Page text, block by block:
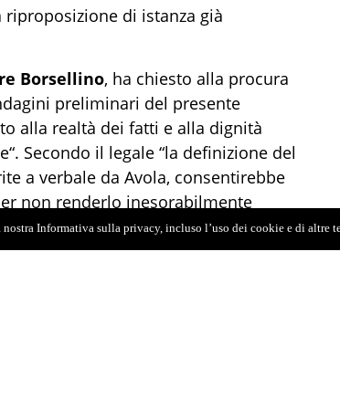
di istanza già
Borsellino, ha chiesto alla procura
preliminari del presente
alla realtà dei fatti e alla dignità
Secondo il legale “la definizione del
a verbale da Avola, consentirebbe
non renderlo inesorabilmente
nel procedimento per calunnia a
che Avola aveva sostenuto nel
Informativa sulla privacy, incluso l’uso dei cookie e di altre